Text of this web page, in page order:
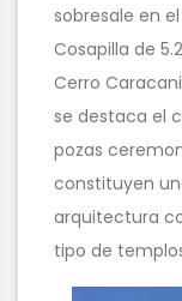
sobresale en
Cosapilla de
Cerro
se destaca el
pozas
constituyen
arquitectura
tipo de